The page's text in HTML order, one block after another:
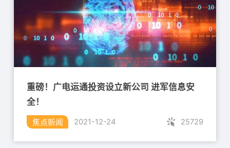
重磅！广电运通投资设立新公司 进军信息安
全！
焦点新闻 2021-12-24 25729